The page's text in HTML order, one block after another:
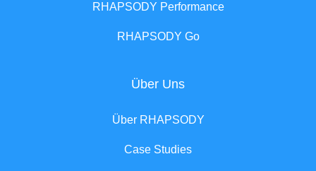
RHAPSODY Performance
RHAPSODY Go
Über Uns
Über RHAPSODY
Case Studies